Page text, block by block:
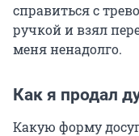
справиться с
ручкой и взял
меня ненадолго.
Как я продал
Какую форму